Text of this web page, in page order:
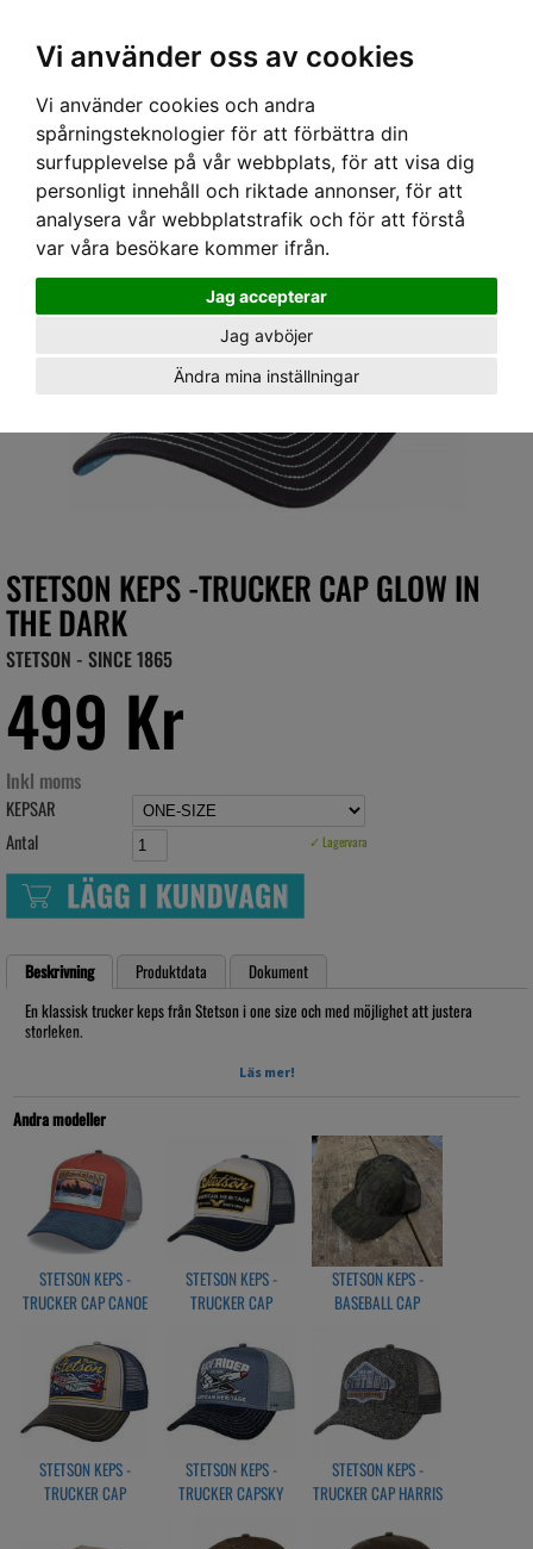
Vi använder oss av cookies
Vi använder cookies och andra
spårningsteknologier för att förbättra din
surfupplevelse på vår webbplats, för att visa dig
personligt innehåll och riktade annonser, för att
analysera vår webbplatstrafik och för att förstå
var våra besökare kommer ifrån.
Jag accepterar
Jag avböjer
Ändra mina inställningar
Hem› HUVUDBONADER›KEPS›TRUCKERKEPS› STETSON KEPS -TRUCKER CAP GLOW
IN THE DARK
STETSON KEPS -TRUCKER CAP GLOW IN
THE DARK
STETSON - SINCE 1865
499 Kr
Inkl moms
KEPSAR
Antal
✓ Lagervara
Beskrivning Produktdata
Dokument
En klassisk trucker keps från Stetson i one size och med möjlighet att justera
storleken.
Material 100% polyester
Lining 100% cotton
Length of visor 7 cm
Height of crown approx. 10.5 cm
Artikelnr: 7761182 2
Läs mer!
Andra modeller
STETSON KEPS -
TRUCKER CAP CANOE
STETSON KEPS -
TRUCKER CAP
NAVY
STETSON KEPS -
BASEBALL CAP
STETSON KEPS -
TRUCKER CAP
STETSON KEPS -
TRUCKER CAPSKY
STETSON KEPS -
TRUCKER CAP HARRIS